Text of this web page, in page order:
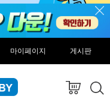
마이페이지 게시판